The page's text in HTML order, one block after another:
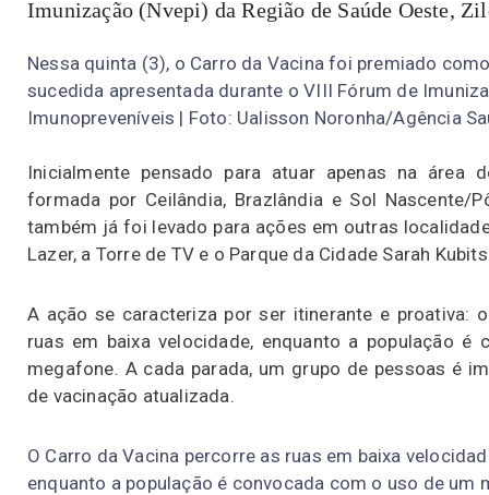
Imunização (Nvepi) da Região de Saúde Oeste,
Nessa quinta (3), o Carro da Vacina foi premiado
sucedida apresentada durante o VIII Fórum de
Imunopreveníveis | Foto: Ualisson Noronha/Agência
Inicialmente pensado para atuar apenas na área
formada por Ceilândia, Brazlândia e Sol Nascente/
também já foi levado para ações em outras
Lazer, a Torre de TV e o Parque da Cidade Sarah
A ação se caracteriza por ser itinerante e proativa:
ruas em baixa velocidade, enquanto a população
megafone. A cada parada, um grupo de pessoas é
de vacinação atualizada.
O Carro da Vacina percorre as ruas em baixa
enquanto a população é convocada com o uso de um